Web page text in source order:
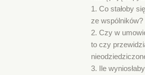
1. Co stałoby
ze wspólników?
2. Czy w
to czy
3. Ile